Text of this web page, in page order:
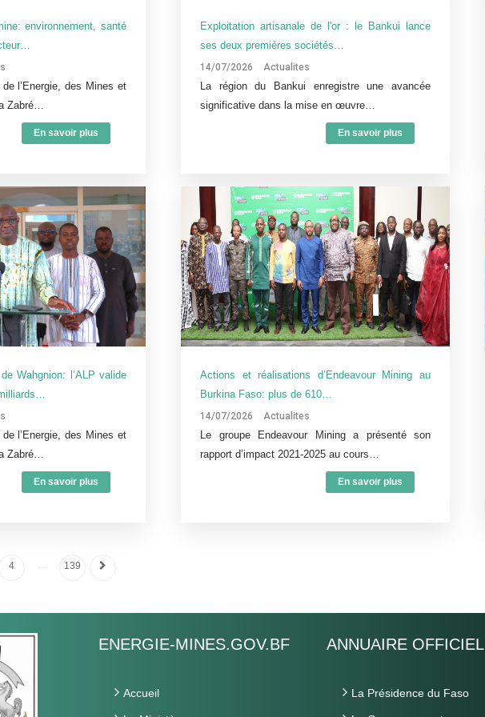
environnement, santé
l’Energie, des Mines et
Zabré…
En savoir plus
Exploitation artisanale de l'or : le Bankui lance
ses deux premières sociétés…
14/07/2026 Actualites
La région du Bankui enregistre une avancée
significative dans la mise en œuvre…
En savoir plus
Wahgnion: l’ALP valide
l’Energie, des Mines et
Zabré…
En savoir plus
Actions et réalisations d’Endeavour Mining au
Burkina Faso: plus de 610…
14/07/2026 Actualites
Le groupe Endeavour Mining a présenté son
rapport d’impact 2021-2025 au cours…
En savoir plus
4 … 139
ENERGIE-MINES.GOV.BF
Accueil
ANNUAIRE OFFICIEL
La Présidence du Faso